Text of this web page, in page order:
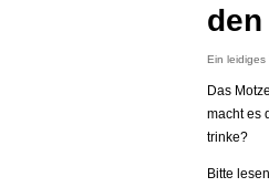
Ein leidiges
Das
macht es
trinke?
Bitte